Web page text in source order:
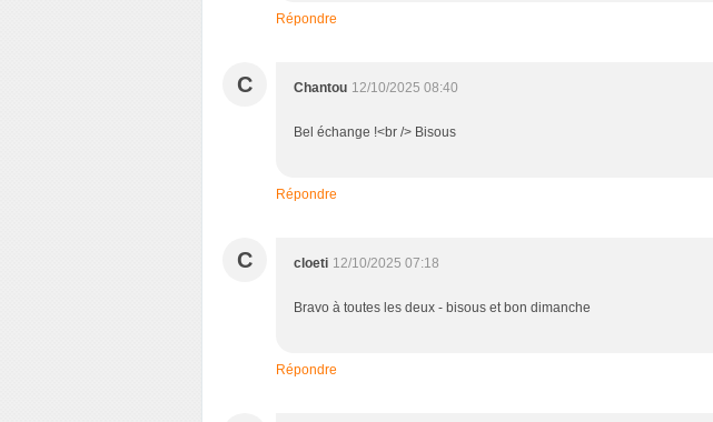
Répondre
C Chantou 12/10/2025 08:40
Bel échange !<br /> Bisous
Répondre
C cloeti 12/10/2025 07:18
Bravo à toutes les deux - bisous et bon dimanche
Répondre